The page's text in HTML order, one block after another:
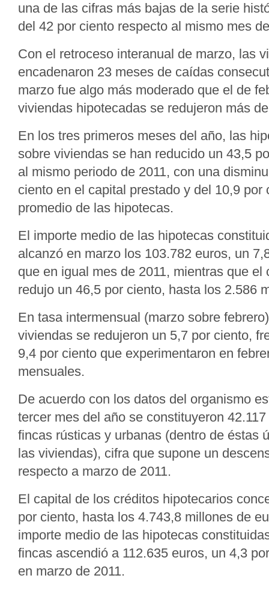
una de las cifras más bajas de la serie
del 42 por ciento respecto al mismo mes
Con el retroceso interanual de marzo, las
encadenaron 23 meses de caídas
marzo fue algo más moderado que el de
viviendas hipotecadas se redujeron más
En los tres primeros meses del año, las
sobre viviendas se han reducido un 43,5
al mismo periodo de 2011, con una
ciento en el capital prestado y del 10,9 por
promedio de las hipotecas.
El importe medio de las hipotecas
alcanzó en marzo los 103.782 euros, un
que en igual mes de 2011, mientras que el
redujo un 46,5 por ciento, hasta los 2.586
En tasa intermensual (marzo sobre
viviendas se redujeron un 5,7 por ciento,
9,4 por ciento que experimentaron en
mensuales.
De acuerdo con los datos del organismo
tercer mes del año se constituyeron
fincas rústicas y urbanas (dentro de éstas
las viviendas), cifra que supone un
respecto a marzo de 2011.
El capital de los créditos hipotecarios
por ciento, hasta los 4.743,8 millones de
importe medio de las hipotecas
fincas ascendió a 112.635 euros, un 4,3
en marzo de 2011.